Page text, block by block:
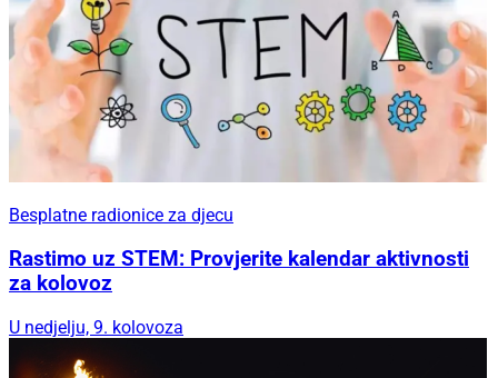
Besplatne radionice za djecu
Rastimo uz STEM: Provjerite kalendar aktivnosti
za kolovoz
U nedjelju, 9. kolovoza